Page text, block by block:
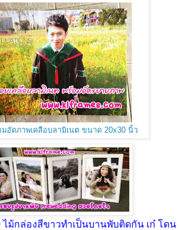
อัดภาพเคลือบลามิเนต ขนาด 20x30 นิ้ว
ม้กล่องสีขาวทำเป็นบานพับติดกัน เก๋ โดน